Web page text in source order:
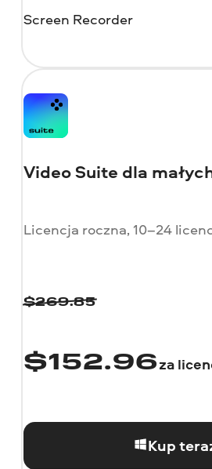
Screen Recorder
Video Suite dla
Licencja roczna, 10–24
$269.85
$152.96za
Kup